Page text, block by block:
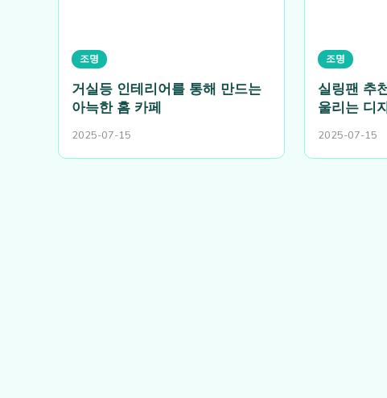
조명
거실등 인테리어를 통해 만드는
아늑한 홈 카페
2025-07-15
조명
실링팬 추
울리는 디
2025-07-15